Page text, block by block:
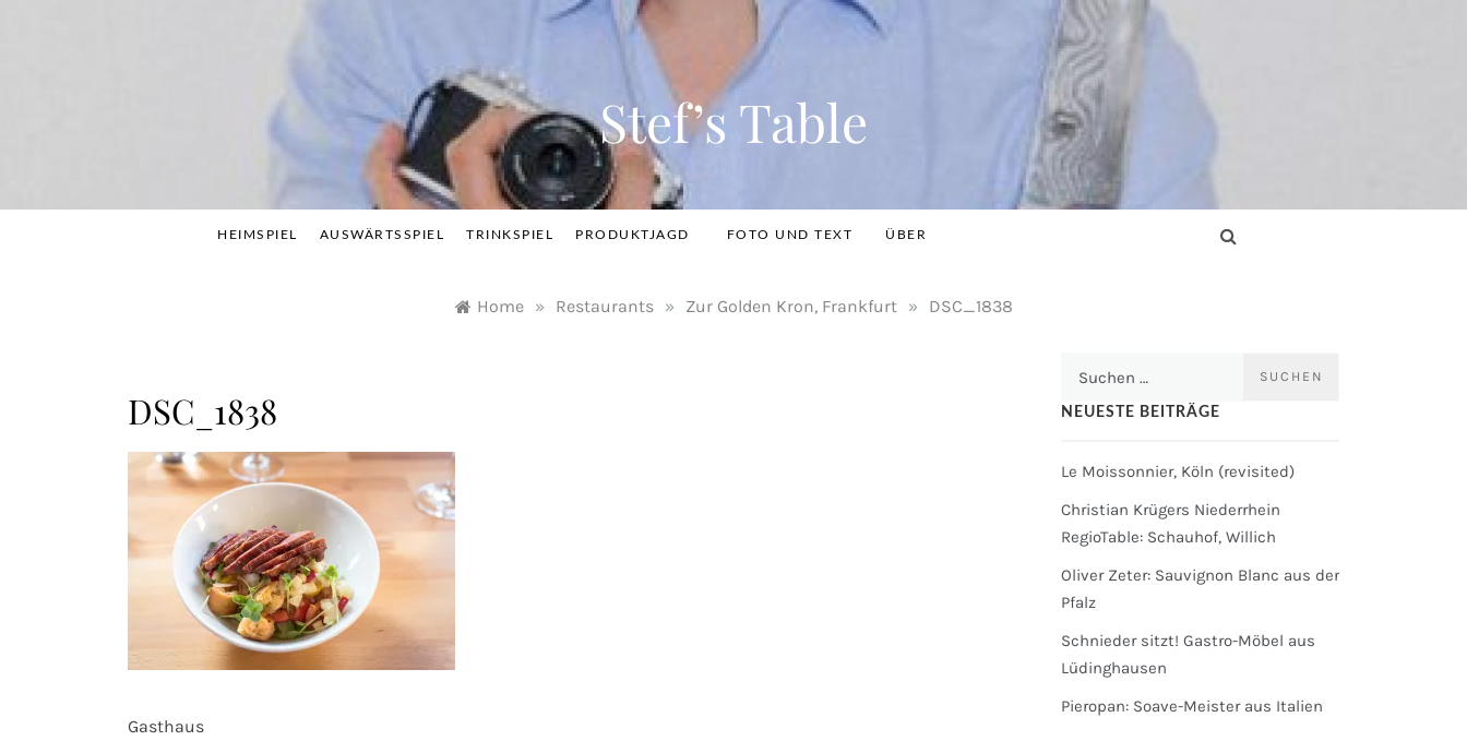
Stef’s Table
HEIMSPIEL AUSWÄRTSSPIEL TRINKSPIEL PRODUKTJAGD FOTO UND TEXT ÜBER
Home » Restaurants » Zur Golden Kron, Frankfurt » DSC_1838
DSC_1838
Gasthaus
NEUESTE BEITRÄGE
Le Moissonnier, Köln (revisited)
Christian Krügers Niederrhein
RegioTable: Schauhof, Willich
Oliver Zeter: Sauvignon Blanc aus der
Pfalz
Schnieder sitzt! Gastro-Möbel aus
Lüdinghausen
Pieropan: Soave-Meister aus Italien